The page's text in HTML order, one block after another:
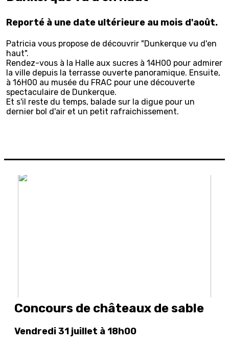
Reporté à une date ultérieure au mois d'août.
Patricia vous propose de découvrir "Dunkerque vu d'en
haut".
Rendez-vous à la Halle aux sucres à 14H00 pour admirer
la ville depuis la terrasse ouverte panoramique. Ensuite,
à 16H00 au musée du FRAC pour une découverte
spectaculaire de Dunkerque.
Et s'il reste du temps, balade sur la digue pour un
dernier bol d'air et un petit rafraichissement.
Concours de châteaux de sable
Vendredi 31 juillet à 18h00